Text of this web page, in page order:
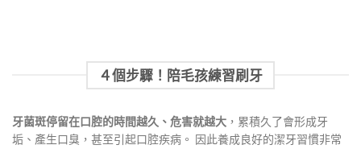
４個步驟！陪毛孩練習刷牙
牙菌斑停留在口腔的時間越久、危害就越大 ，累積久了會形成牙
垢、產生口臭，甚至引起口腔疾病。 因此養成良好的潔牙習慣非常